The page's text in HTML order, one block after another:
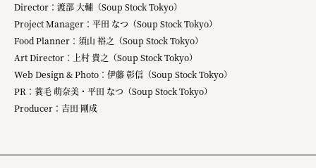
Director：渡部 大輔（Soup Stock Tokyo）
Project Manager：平田 なつ（Soup Stock Tokyo）
Food Planner：須山 裕之（Soup Stock Tokyo）
Art Director：上村 貴之（Soup Stock Tokyo）
Web Design & Photo：伊藤 彰信（Soup Stock Tokyo）
PR：蓑毛 萌奈美・平田 なつ（Soup Stock Tokyo）
Producer：吉田 剛成